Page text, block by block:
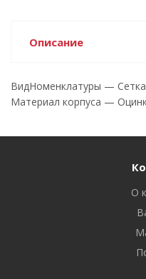
Описание
ВидНоменклатуры —
Материал корпуса —
О